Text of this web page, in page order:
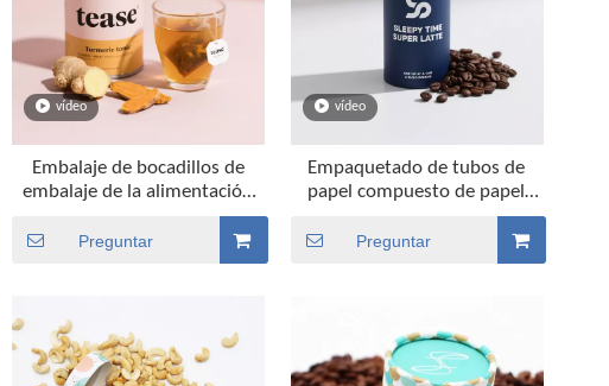
vídeo
Embalaje de bocadillos de
embalaje de la alimentación
del logotipo personalizado de
los alimentos
Preguntar
vídeo
Empaquetado de tubos de
papel compuesto de papel
ecológico Empaquetado de
tubos de café
Preguntar